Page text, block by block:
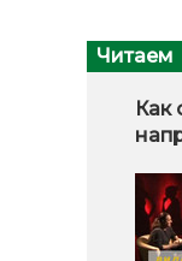
Читаем
Как